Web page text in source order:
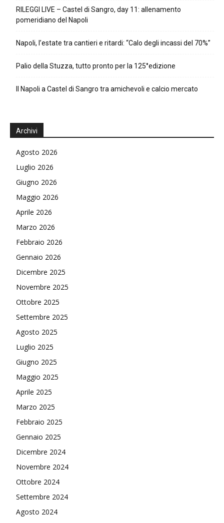
RILEGGI LIVE – Castel di Sangro, day 11: allenamento
pomeridiano del Napoli
Napoli, l’estate tra cantieri e ritardi: “Calo degli incassi del 70%”
Palio della Stuzza, tutto pronto per la 125°edizione
Il Napoli a Castel di Sangro tra amichevoli e calcio mercato
Archivi
Agosto 2026
Luglio 2026
Giugno 2026
Maggio 2026
Aprile 2026
Marzo 2026
Febbraio 2026
Gennaio 2026
Dicembre 2025
Novembre 2025
Ottobre 2025
Settembre 2025
Agosto 2025
Luglio 2025
Giugno 2025
Maggio 2025
Aprile 2025
Marzo 2025
Febbraio 2025
Gennaio 2025
Dicembre 2024
Novembre 2024
Ottobre 2024
Settembre 2024
Agosto 2024